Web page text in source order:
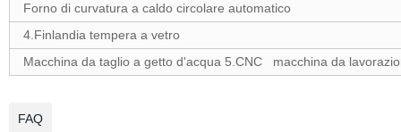
Forno di curvatura a caldo circolare automatico
4.Finlandia tempera a vetro
Macchina da taglio a getto d'acqua 5.CNC macchina da
FAQ